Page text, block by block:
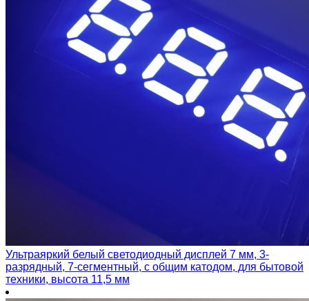
Ультраяркий белый светодиодный дисплей 7 мм, 3-
разрядный, 7-сегментный, с общим катодом, для бытовой
техники, высота 11,5 мм